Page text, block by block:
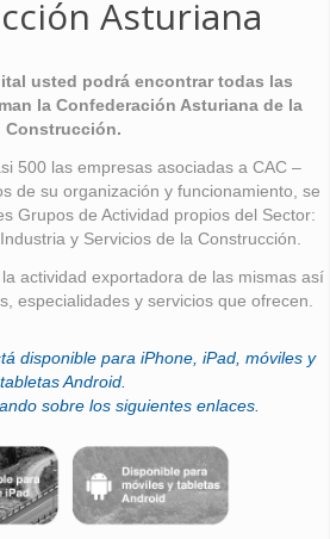
Asturiana
usted podrá encontrar todas las
la Confederación Asturiana de la
Construcción.
500 las empresas asociadas a CAC –
de su organización y funcionamiento, se
Grupos de Actividad propios del Sector:
y Servicios de la Construcción.
actividad exportadora de las mismas así
especialidades y servicios que ofrecen.
disponible para iPhone, iPad, móviles y
tabletas Android.
sobre los siguientes enlaces.